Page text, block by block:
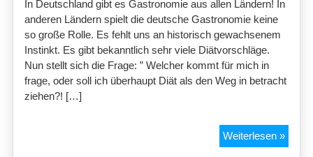
In Deutschland gibt es Gastronomie aus allen Ländern! In
anderen Ländern spielt die deutsche Gastronomie keine
so große Rolle. Es fehlt uns an historisch gewachsenem
Instinkt. Es gibt bekanntlich sehr viele Diätvorschläge.
Nun stellt sich die Frage: ” Welcher kommt für mich in
frage, oder soll ich überhaupt Diät als den Weg in betracht
ziehen?! […]
Weiterlesen »
–